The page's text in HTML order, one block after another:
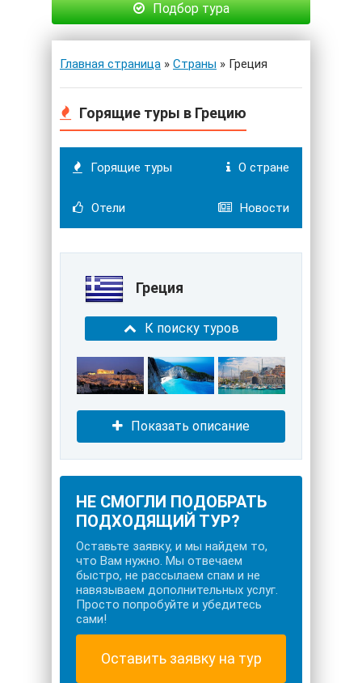
Подбор тура
Главная страница » Страны » Греция
Горящие туры в Грецию
Горящие туры О стране
Отели Новости
Греция
К поиску туров
Показать описание
НЕ СМОГЛИ ПОДОБРАТЬ
ПОДХОДЯЩИЙ ТУР?
Оставьте заявку, и мы найдем то,
что Вам нужно. Мы отвечаем
быстро, не рассылаем спам и не
навязываем дополнительных услуг.
Просто попробуйте и убедитесь
сами!
Оставить заявку на тур